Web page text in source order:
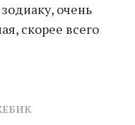
очень
скорее всего